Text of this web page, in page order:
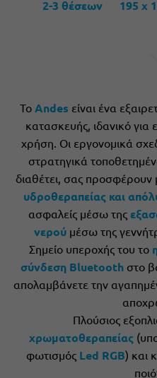
2-3 θέσεων 195 x
Το Andes είναι ένα
κατασκευής, ιδανικό για
χρήση. Οι εργονομικά
στρατηγικά
διαθέτει, σας
υδροθεραπείας και
ασφαλείς μέσω της
νερού μέσω της
Σημείο υπεροχής του το
σύνδεση Bluetoothστο
απολαμβάνετε την
Πλούσιος
χρωματοθεραπείας
φωτισμός Led RGB) και